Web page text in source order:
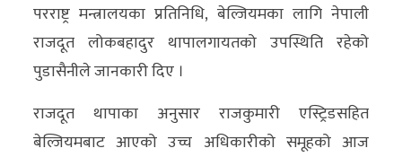
राशिफल
फोटो
भिडियो
परराष्ट्र मन्त्रालयका प्रतिनिधि, बेल्जियमका लागि नेपाली
राजदूत लोकबहादुर थापालगायतको उपस्थिति रहेको
पुडासैनीले जानकारी दिए ।
राजदूत थापाका अनुसार राजकुमारी एस्ट्रिडसहित
बेल्जियमबाट आएको उच्च अधिकारीको समूहको आज